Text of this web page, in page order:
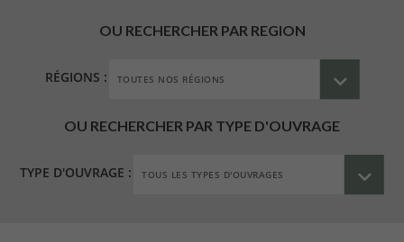
OU RECHERCHER PAR REGION
RÉGIONS :
OU RECHERCHER PAR TYPE D'OUVRAGE
TYPE D'OUVRAGE :